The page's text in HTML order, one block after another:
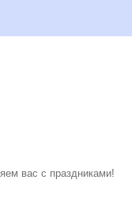
вас с праздниками!